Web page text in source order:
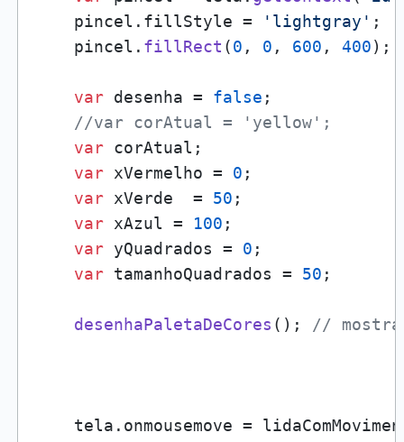
    pincel.
fillStyle = 'lightgray' ;
    pincel.
fillRect (0 , 0 , 600 , 400);
var desenha = false ;
//var corAtual = 'yellow';
var corAtual;
var xVermelho = 0 ;
var xVerde  = 50 ;
var xAzul = 100 ;
var yQuadrados = 0 ;
var tamanhoQuadrados = 50 ;
desenhaPaletaDeCores (); // mostra
    tela.
onmousemove =